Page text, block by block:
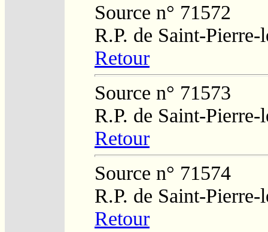
Source n° 71572
R.P. de Saint-
Retour
Source n° 71573
R.P. de Saint-
Retour
Source n° 71574
R.P. de Saint-
Retour